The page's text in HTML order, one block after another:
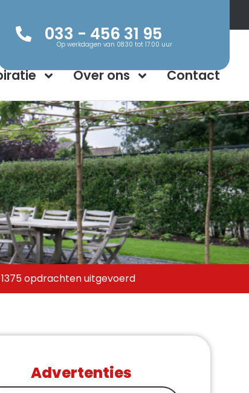
033 - 456 31 95
Op werkdagen van 08:30 tot 17:00 uur
Over ons Contact
opdrachten uitgevoerd
Advertenties